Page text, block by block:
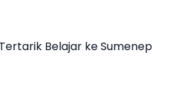
Belajar ke Sumenep